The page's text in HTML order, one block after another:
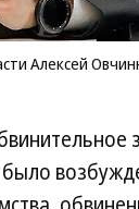
Алексей